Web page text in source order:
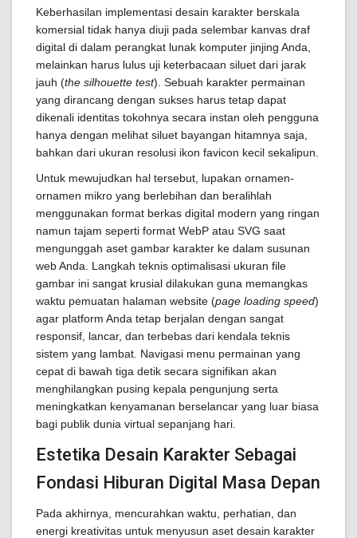
Keberhasilan implementasi desain karakter berskala
komersial tidak hanya diuji pada selembar kanvas draf
digital di dalam perangkat lunak komputer jinjing Anda,
melainkan harus lulus uji keterbacaan siluet dari jarak
jauh (the silhouette test). Sebuah karakter permainan
yang dirancang dengan sukses harus tetap dapat
dikenali identitas tokohnya secara instan oleh pengguna
hanya dengan melihat siluet bayangan hitamnya saja,
bahkan dari ukuran resolusi ikon favicon kecil sekalipun.
Untuk mewujudkan hal tersebut, lupakan ornamen-
ornamen mikro yang berlebihan dan beralihlah
menggunakan format berkas digital modern yang ringan
namun tajam seperti format WebP atau SVG saat
mengunggah aset gambar karakter ke dalam susunan
web Anda. Langkah teknis optimalisasi ukuran file
gambar ini sangat krusial dilakukan guna memangkas
waktu pemuatan halaman website (page loading speed)
agar platform Anda tetap berjalan dengan sangat
responsif, lancar, dan terbebas dari kendala teknis
sistem yang lambat. Navigasi menu permainan yang
cepat di bawah tiga detik secara signifikan akan
menghilangkan pusing kepala pengunjung serta
meningkatkan kenyamanan berselancar yang luar biasa
bagi publik dunia virtual sepanjang hari.
Estetika Desain Karakter Sebagai
Fondasi Hiburan Digital Masa Depan
Pada akhirnya, mencurahkan waktu, perhatian, dan
energi kreativitas untuk menyusun aset desain karakter